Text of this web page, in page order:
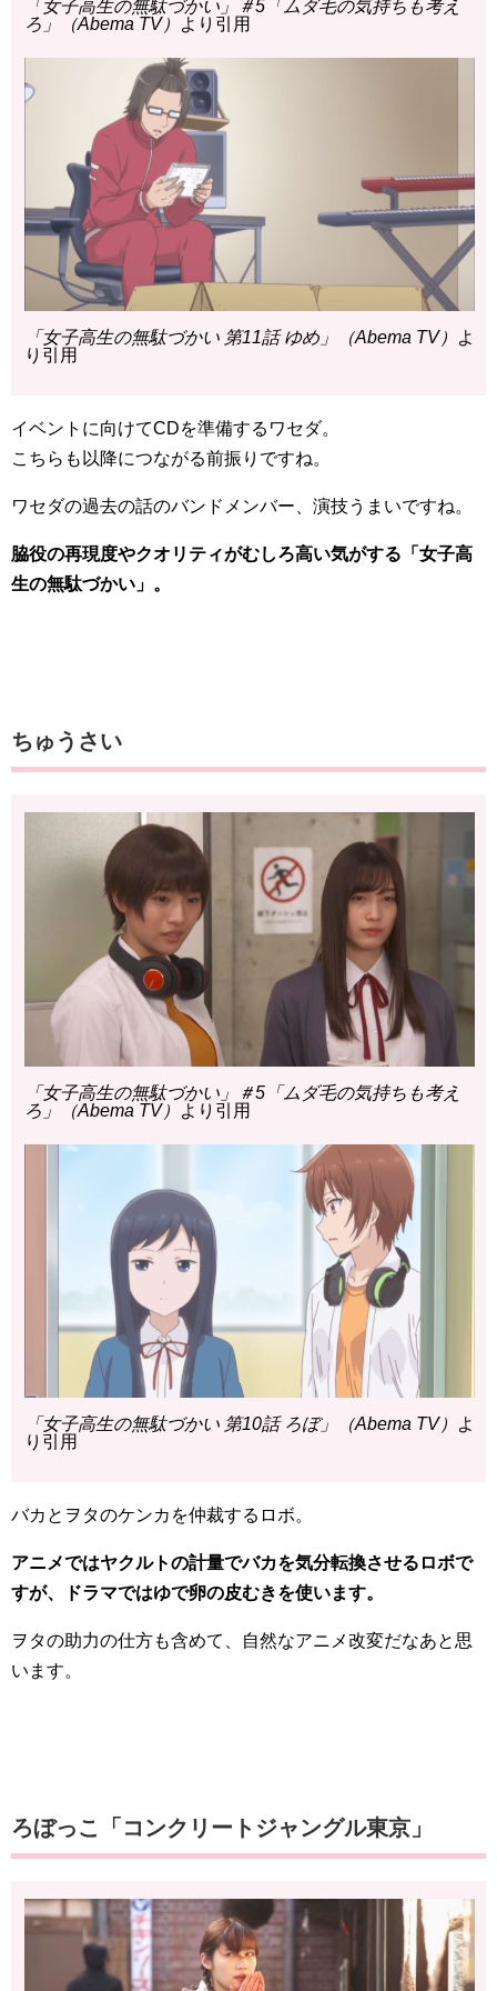
「女子高生の無駄づかい」＃5「ムダ毛の気持ちも考え
ろ」（Abema TV）
より引用
「女子高生の無駄づかい 第11話 ゆめ」（Abema TV）
よ
り引用
イベントに向けてCDを準備するワセダ。
こちらも以降につながる前振りですね。
ワセダの過去の話のバンドメンバー、演技うまいですね。
脇役の再現度やクオリティがむしろ高い気がする「女子高
生の無駄づかい」。
ちゅうさい
「女子高生の無駄づかい」＃5「ムダ毛の気持ちも考え
ろ」（Abema TV）
より引用
「女子高生の無駄づかい 第10話 ろぼ」（Abema TV）
よ
り引用
バカとヲタのケンカを仲裁するロボ。
アニメではヤクルトの計量でバカを気分転換させるロボで
すが、ドラマではゆで卵の皮むきを使います。
ヲタの助力の仕方も含めて、自然なアニメ改変だなあと思
います。
ろぼっこ「コンクリートジャングル東京」